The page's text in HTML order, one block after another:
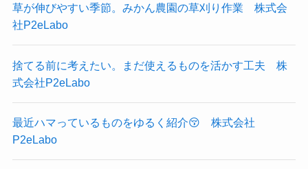
草が伸びやすい季節。みかん農園の草刈り作業 株式会
社P2eLabo
捨てる前に考えたい。まだ使えるものを活かす工夫 株
式会社P2eLabo
最近ハマっているものをゆるく紹介😚 株式会社
P2eLabo